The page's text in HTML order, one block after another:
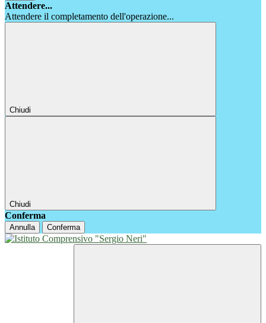
Attendere...
Attendere il completamento dell'operazione...
Chiudi
Chiudi
Conferma
Annulla Conferma